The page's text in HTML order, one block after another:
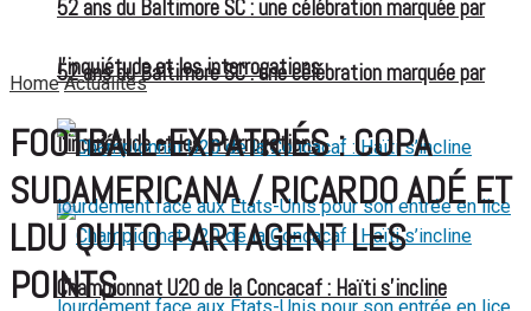
52 ans du Baltimore SC : une célébration marquée par
l’inquiétude et les interrogations
52 ans du Baltimore SC : une célébration marquée par
l’inquiétude et les interrogations
Championnat U20 de la Concacaf : Haïti s’incline
Home Actualités
FOOTBALL-EXPATRIÉS : COPA
SUDAMERICANA / RICARDO ADÉ ET
LDU QUITO PARTAGENT LES
POINTS